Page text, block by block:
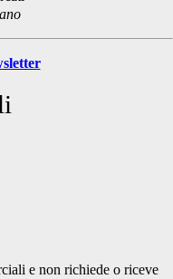
e non richiede o riceve